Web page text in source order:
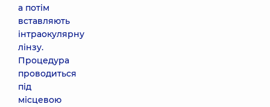
а потім
вставляють
інтраокулярну
лінзу.
Процедура
проводиться
під
місцевою